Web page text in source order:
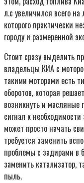
л.с увеличился всего
которого практически
городу и размеренной
Стоит сразу выделить
владельцы КИА с
такими моторами есть
оборотов, которая
возникнуть и
сигнал к
может просто начать
требуется заменить
проблемы с задирами в
заменить катализатор,
пыль.